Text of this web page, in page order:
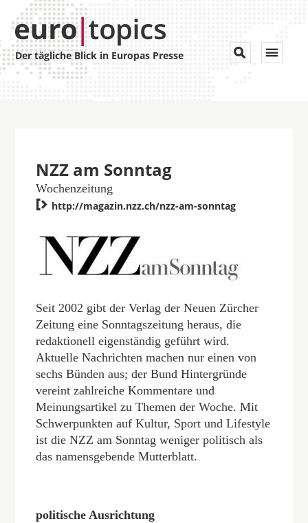
Der tägliche Blick in Europas Presse Toggle


NZZ am Sonntag
Wochenzeitung
 http://magazin.nzz.ch/nzz-am-sonntag
Seit 2002 gibt der Verlag der Neuen Zürcher
Zeitung eine Sonntagszeitung heraus, die
redaktionell eigenständig geführt wird.
Aktuelle Nachrichten machen nur einen von
sechs Bünden aus; der Bund Hintergründe
vereint zahlreiche Kommentare und
Meinungsartikel zu Themen der Woche. Mit
Schwerpunkten auf Kultur, Sport und Lifestyle
ist die NZZ am Sonntag weniger politisch als
das namensgebende Mutterblatt.
politische Ausrichtung